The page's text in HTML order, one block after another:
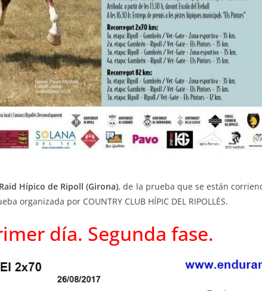
Hípico de Ripoll (Girona), de la prueba que se están
organizada por COUNTRY CLUB HÍPIC DEL RIPOLLÈS.
día. Segunda fase.